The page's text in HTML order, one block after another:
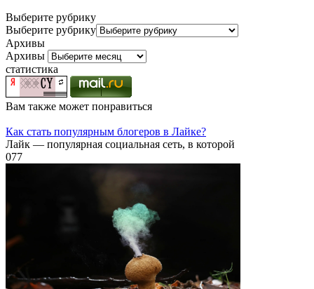
Выберите рубрику
Выберите рубрику
Архивы
Архивы
статистика
Вам также может понравиться
Как стать популярным блогеров в Лайке?
Лайк — популярная социальная сеть, в которой
077